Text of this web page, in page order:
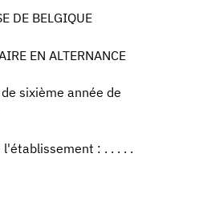
DE BELGIQUE
EN ALTERNANCE
sixième année de
: . . . . .